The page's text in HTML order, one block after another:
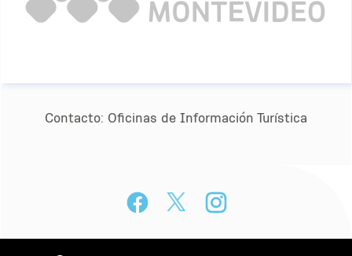
Contacto: Oﬁcinas de Información Turística